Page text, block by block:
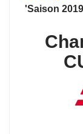
'Saison